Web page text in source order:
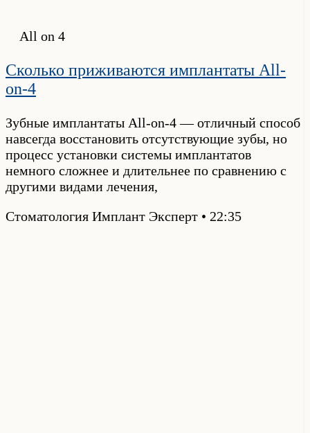
All on 4
Сколько приживаются имплантаты All-
on-4
Зубные имплантаты All-on-4 — отличный способ
навсегда восстановить отсутствующие зубы, но
процесс установки системы имплантатов
немного сложнее и длительнее по сравнению с
другими видами лечения,
Стоматология Имплант Эксперт
22:35